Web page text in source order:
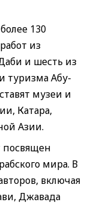
130
из
и шесть из
туризма Абу-
музеи и
Катара,
Азии.
посвящен
мира. В
включая
Джавада